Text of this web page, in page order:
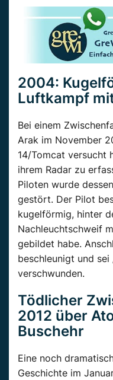
2004:
Luftkampf
Bei einem
Arak im November
14/Tomcat versucht
ihrem Radar zu
Piloten wurde
gestört. Der Pilot
kugelförmig, hinter
Nachleuchtschweif
gebildet habe.
beschleunigt und sei
verschwunden.
Tödlicher
2012 über
Buschehr
Eine noch
Geschichte im